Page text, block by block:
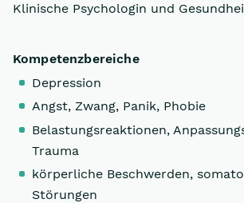
Klinische Psychologin und
Kompetenzbereiche
Depression
Angst, Zwang, Panik, Phobie
Belastungsreaktionen,
Trauma
körperliche Beschwerden,
Störungen